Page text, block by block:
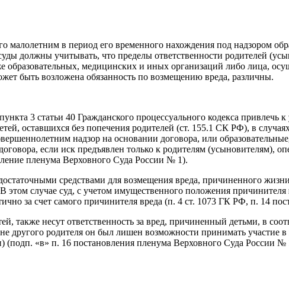
в период его временного нахождения под надзором
должны учитывать, что пределы ответственности родителей
образовательных, медицинских и иных организаций либо лица,
быть возложена обязанность по возмещению вреда, различны.
3 статьи 40 Гражданского процессуального кодекса привлечь
оставшихся без попечения родителей (ст. 155.1 СК РФ), в
надзор на основании договора, или
если иск предъявлен только к родителям (усыновителям),
пленума Верховного Суда России № 1).
средствами для возмещения вреда, причиненного
случае суд, с учетом имущественного положения причинителя
за счет самого причинителя вреда (п. 4 ст. 1073 ГК РФ, п. 14
несут ответственность за вред, причиненный детьми, в
другого родителя он был лишен возможности принимать участие
(подп. «в» п. 16 постановления пленума Верховного Суда России №